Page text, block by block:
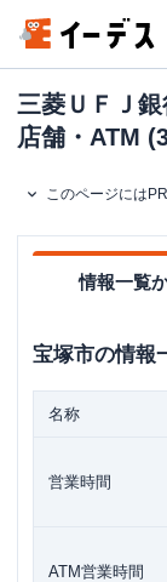
三菱ＵＦＪ
店舗・ATM
このページには
情報一覧
宝塚市の情報
名称
営業時間
ATM営業時間